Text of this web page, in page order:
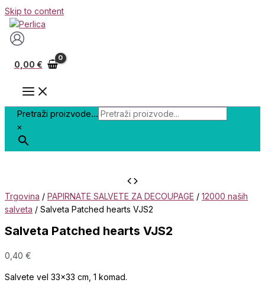
Skip to content
0,00 €
Pretraži proizvode...
×
Trgovina / PAPIRNATE SALVETE ZA DECOUPAGE / 12000 naših
salveta / Salveta Patched hearts VJS2
Salveta Patched hearts VJS2
0,40 €
Salvete vel 33×33 cm, 1 komad.